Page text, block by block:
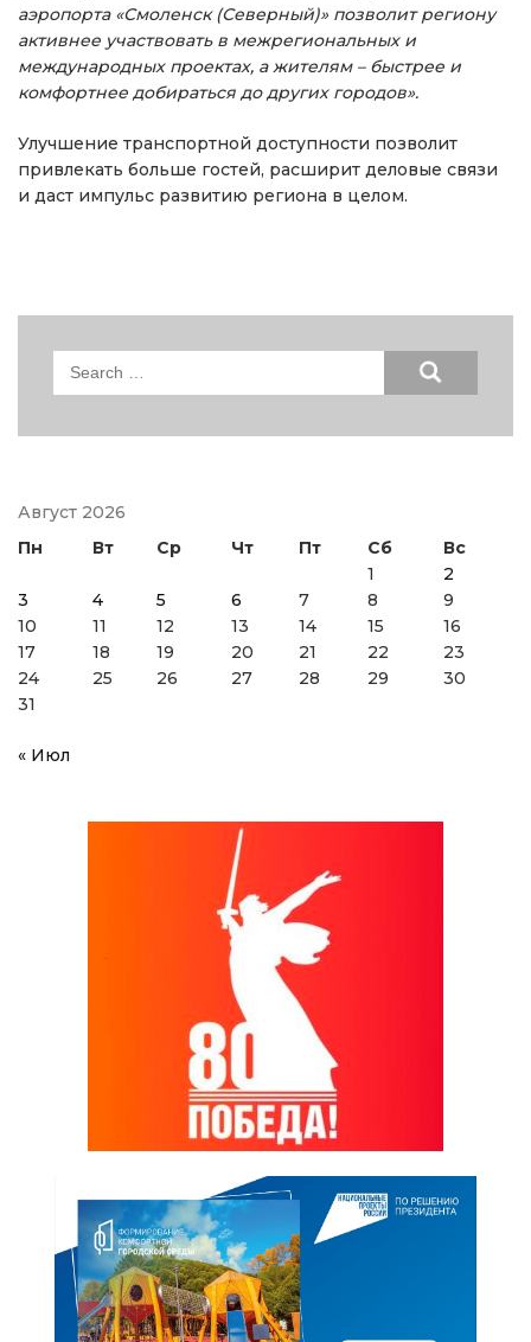
аэропорта «Смоленск (Северный)» позволит региону
активнее участвовать в межрегиональных и
международных проектах, а жителям – быстрее и
комфортнее добираться до других городов».
Улучшение транспортной доступности позволит
привлекать больше гостей, расширит деловые связи
и даст импульс развитию региона в целом.
Search
Август 2026
Пн
Вт Ср Чт Пт Сб
Вс
1
2
3
4 5 6 7 8
9
10
11 12 13 14 15
16
17
18 19 20 21 22
23
24
25 26 27 28 29
30
31
« Июл